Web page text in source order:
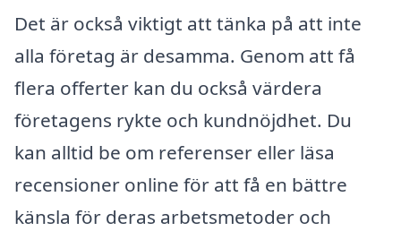
Det är också viktigt att tänka på att inte
alla företag är desamma. Genom att få
flera offerter kan du också värdera
företagens rykte och kundnöjdhet. Du
kan alltid be om referenser eller läsa
recensioner online för att få en bättre
känsla för deras arbetsmetoder och